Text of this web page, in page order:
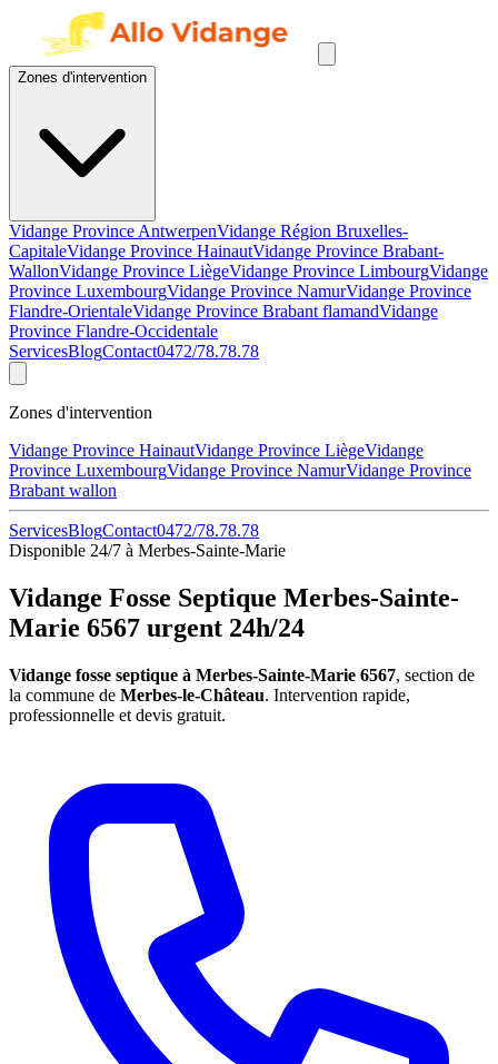
Zones d'intervention
Vidange Province AntwerpenVidange Région Bruxelles-
CapitaleVidange Province HainautVidange Province Brabant-
WallonVidange Province LiègeVidange Province LimbourgVidange
Province LuxembourgVidange Province NamurVidange Province
Flandre-OrientaleVidange Province Brabant flamandVidange
Province Flandre-Occidentale
ServicesBlogContact0472/78.78.78
Zones d'intervention
Vidange Province HainautVidange Province LiègeVidange
Province LuxembourgVidange Province NamurVidange Province
Brabant wallon
ServicesBlogContact0472/78.78.78
Disponible 24/7 à Merbes-Sainte-Marie
Vidange Fosse Septique Merbes-Sainte-
Marie 6567 urgent 24h/24
Vidange fosse septique à Merbes-Sainte-Marie 6567, section de
la commune de Merbes-le-Château. Intervention rapide,
professionnelle et devis gratuit.